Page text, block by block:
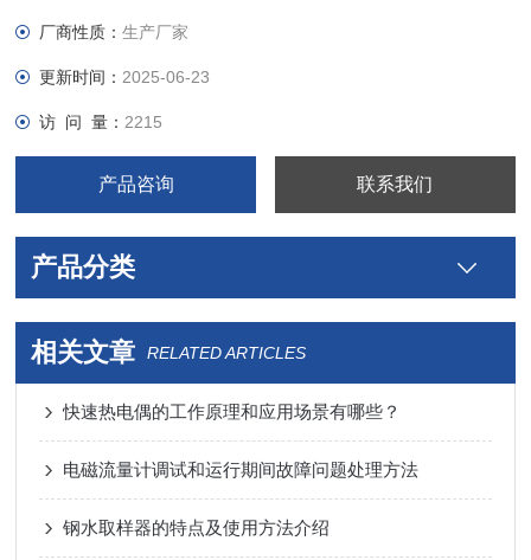
厂商性质：生产厂家
更新时间： 2025-06-23
访 问 量： 2215
产品咨询 联系我们
产品分类
相关文章 RELATED ARTICLES
快速热电偶的工作原理和应用场景有哪些？
电磁流量计调试和运行期间故障问题处理方法
钢水取样器的特点及使用方法介绍